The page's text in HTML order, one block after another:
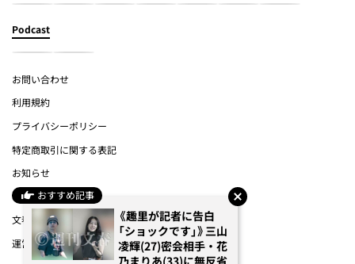
おすすめ記事
《趣里が記者に告白
「ショックです」》三山
凌輝(27)密会相手・花
乃まりあ(33)に無反省
Podcast
お問い合わせ
利用規約
プライバシーポリシー
特定商取引に関する表記
お知らせ
よくあるご質問
文春オンライン
運営会社